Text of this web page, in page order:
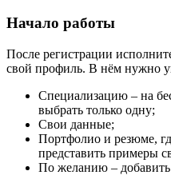
Начало работы
После регистрации
свой профиль. В нём нужно
Специализацию – на
выбрать только одну;
Свои данные;
Портфолио и резюме,
представить примеры
По желанию –